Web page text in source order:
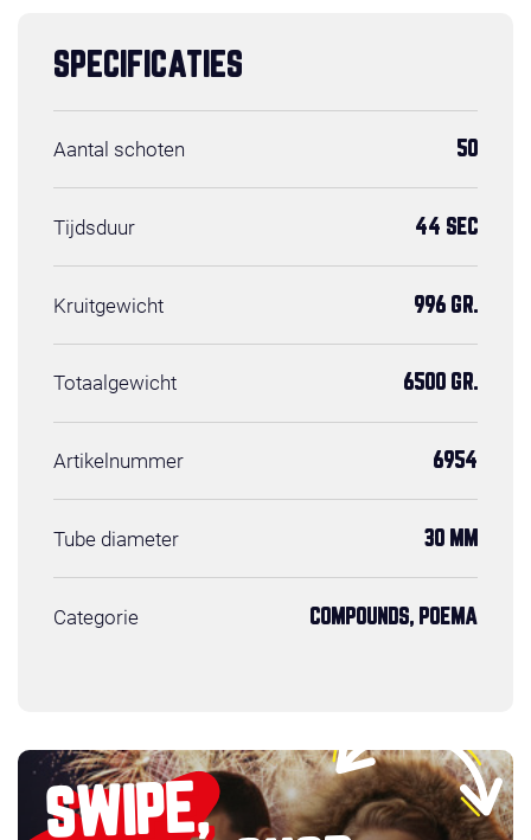
SPECIFICATIES
Aantal schoten 50
Tijdsduur 44 SEC
Kruitgewicht 996 GR.
Totaalgewicht 6500 GR.
Artikelnummer 6954
Tube diameter 30 MM
Categorie COMPOUNDS, POEMA
SWIPE,